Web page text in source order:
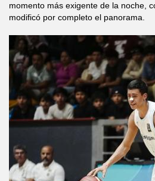
momento más exigente de la noche,
modificó por completo el panorama.